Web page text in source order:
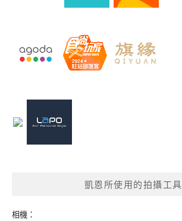
凱恩所使用的拍攝工具
相機：